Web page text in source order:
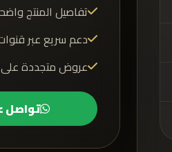
تفاصيل المنتج
دعم سريع عبر
عروض متجددة على
تواصل